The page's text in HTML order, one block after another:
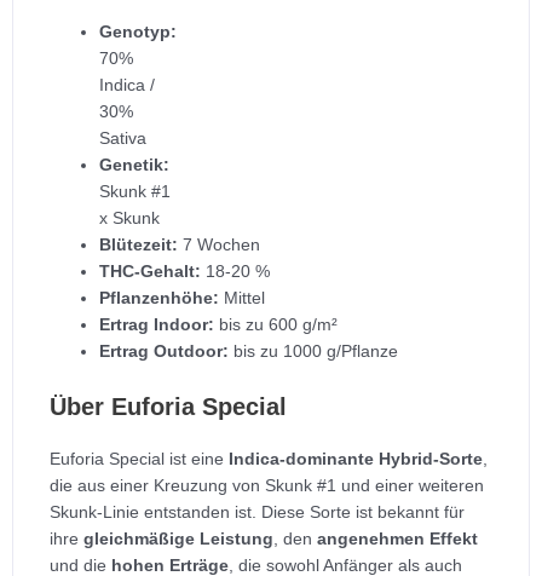
Genotyp:
70%
Indica /
30%
Sativa
Genetik:
Skunk #1
x Skunk
Blütezeit: 7 Wochen
THC-Gehalt: 18-20 %
Pflanzenhöhe: Mittel
Ertrag Indoor: bis zu 600 g/m²
Ertrag Outdoor: bis zu 1000 g/Pflanze
Über Euforia Special
Euforia Special ist eine Indica-dominante Hybrid-Sorte
die aus einer Kreuzung von Skunk #1 und einer weiteren
Skunk-Linie entstanden ist. Diese Sorte ist bekannt für
ihre gleichmäßige Leistung , den angenehmen Effekt
und die hohen Erträge , die sowohl Anfänger als auch